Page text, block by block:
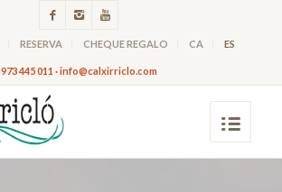
RESERVA CHEQUE REGALO CA ES
973 445 011 · info@calxirriclo.com